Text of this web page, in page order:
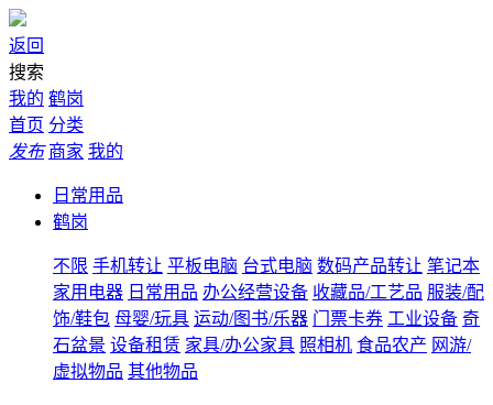
返回
搜索
我的 鹤岗
首页 分类
发布 商家 我的
日常用品
鹤岗
不限 手机转让 平板电脑 台式电脑 数码产品转让 笔记本
家用电器 日常用品 办公经营设备 收藏品/工艺品 服装/配
饰/鞋包 母婴/玩具 运动/图书/乐器 门票卡券 工业设备 奇
石盆景 设备租赁 家具/办公家具 照相机 食品农产 网游/
虚拟物品 其他物品